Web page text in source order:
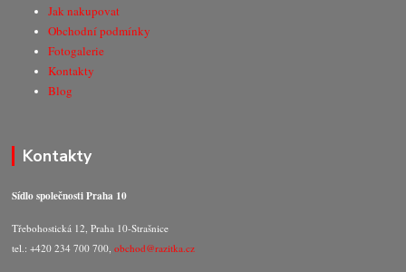
Jak nakupovat
Obchodní podmínky
Fotogalerie
Kontakty
Blog
Kontakty
Sídlo společnosti Praha 10
Třebohostická 12, Praha 10-Strašnice
tel.: +420 234 700 700,obchod@razitka.cz